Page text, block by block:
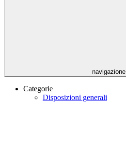
navigazione
Categorie
Disposizioni generali